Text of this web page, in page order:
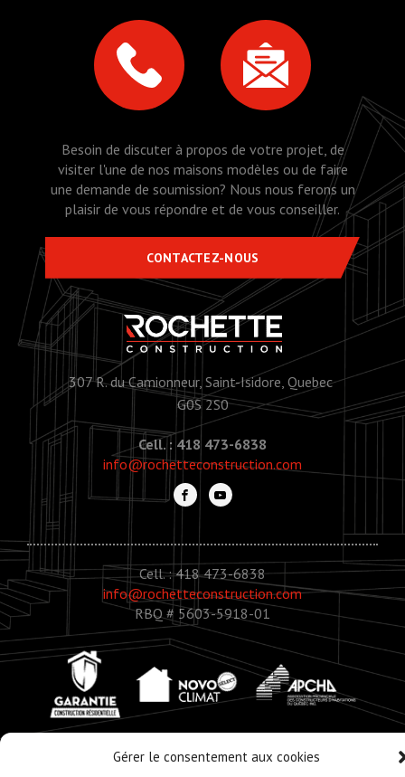
Gérer le consentement aux cookies
Besoin de discuter à propos de votre projet, de
visiter l'une de nos maisons modèles ou de faire
une demande de soumission? Nous nous ferons un
plaisir de vous répondre et de vous conseiller.
CONTACTEZ-NOUS
307 R. du Camionneur, Saint-Isidore, Quebec
G0S 2S0
Cell. : 418 473-6838
info@rochetteconstruction.com
Cell. : 418 473-6838
info@rochetteconstruction.com
RBQ # 5603-5918-01